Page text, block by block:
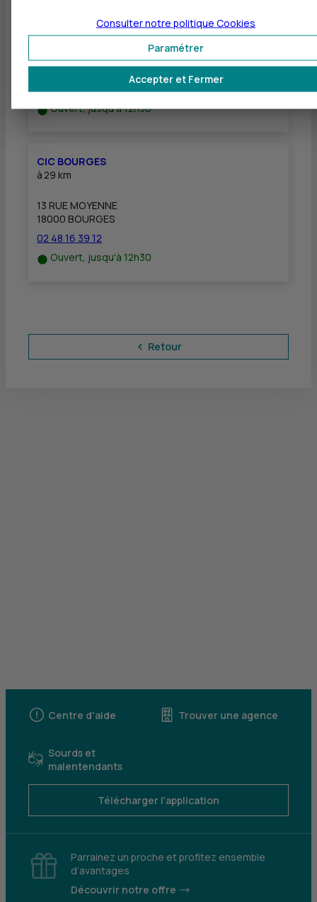
404 ROUTE D ORLEANS
18230 ST DOULCHARD
02 48 16 39 13
Ouvert, jusqu'à 12h30
CIC BOURGES
à 29 km
13 RUE MOYENNE
18000 BOURGES
02 48 16 39 12
Ouvert, jusqu'à 12h30
Retour
Centre d'aide Trouver une agence
Sourds et
malentendants
Télécharger l'application
Parrainez un proche et profitez ensemble
d’avantages
Découvrir notre offre
Accepter et Fermer
Paramétrer
Consulter notre politique Cookies